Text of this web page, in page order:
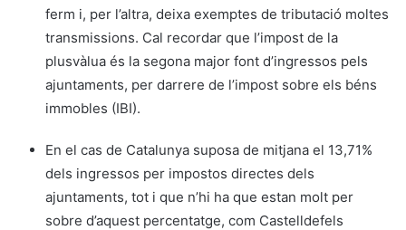
ferm i, per l’altra, deixa exemptes de tributació moltes
transmissions. Cal recordar que l’impost de la
plusvàlua és la segona major font d’ingressos pels
ajuntaments, per darrere de l’impost sobre els béns
immobles (IBI).
En el cas de Catalunya suposa de mitjana el 13,71%
dels ingressos per impostos directes dels
ajuntaments, tot i que n’hi ha que estan molt per
sobre d’aquest percentatge, com Castelldefels